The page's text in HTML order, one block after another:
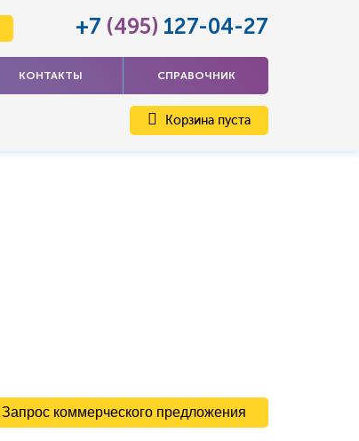
+7 (495) 127-04-27
КОНТАКТЫ СПРАВОЧНИК
Корзина пуста
Запрос коммерческого предложения